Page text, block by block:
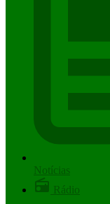
Notícias
Rádio